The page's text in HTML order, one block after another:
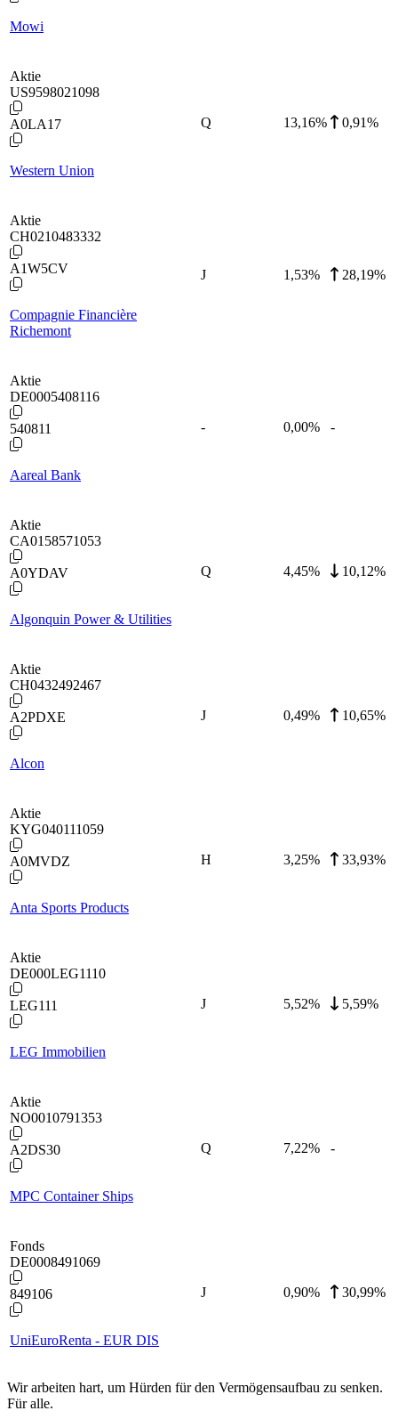
Mowi
Aktie
US9598021098
A0LA17
Western Union
Q 13,16% 0,91%
Aktie
CH0210483332
A1W5CV
Compagnie Financière
Richemont
J 1,53% 28,19%
Aktie
DE0005408116
540811
Aareal Bank
- 0,00% -
Aktie
CA0158571053
A0YDAV
Algonquin Power & Utilities
Q 4,45% 10,12%
Aktie
CH0432492467
A2PDXE
Alcon
J 0,49% 10,65%
Aktie
KYG040111059
A0MVDZ
Anta Sports Products
H 3,25% 33,93%
Aktie
DE000LEG1110
LEG111
LEG Immobilien
J 5,52% 5,59%
Aktie
NO0010791353
A2DS30
MPC Container Ships
Q 7,22% -
Fonds
DE0008491069
849106
UniEuroRenta - EUR DIS
J 0,90% 30,99%
Wir arbeiten hart, um Hürden für den Vermögensaufbau zu senken.
Für alle.